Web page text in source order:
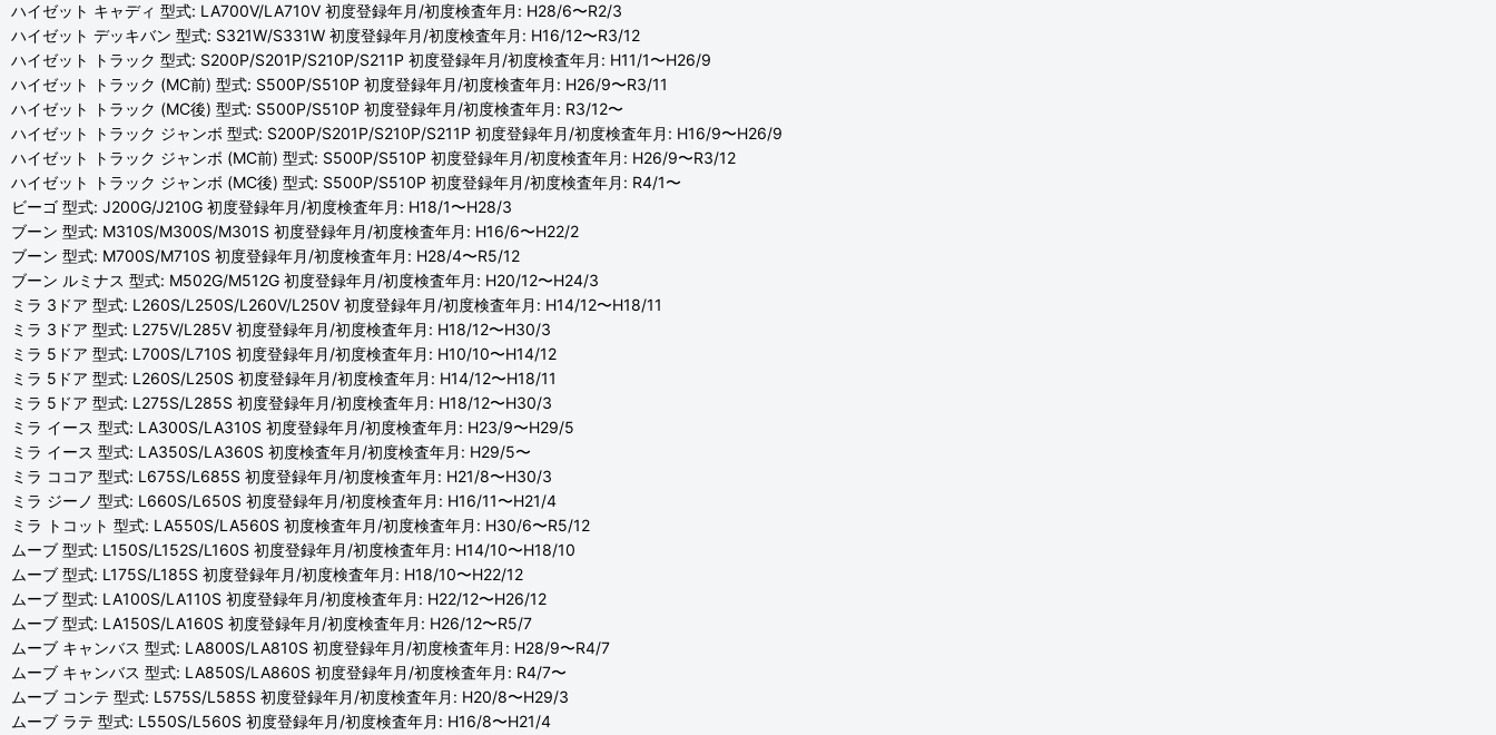
ハイゼット キャディ 型式: LA700V/LA710V 初度登録年月/初度検査年月: H28/6〜R2/3
ハイゼット デッキバン 型式: S321W/S331W 初度登録年月/初度検査年月: H16/12〜R3/12
ハイゼット トラック 型式: S200P/S201P/S210P/S211P 初度登録年月/初度検査年月: H11/1〜H26/9
ハイゼット トラック (MC前) 型式: S500P/S510P 初度登録年月/初度検査年月: H26/9〜R3/11
ハイゼット トラック (MC後) 型式: S500P/S510P 初度登録年月/初度検査年月: R3/12〜
ハイゼット トラック ジャンボ 型式: S200P/S201P/S210P/S211P 初度登録年月/初度検査年月: H16/9〜H26/9
ハイゼット トラック ジャンボ (MC前) 型式: S500P/S510P 初度登録年月/初度検査年月: H26/9〜R3/12
ハイゼット トラック ジャンボ (MC後) 型式: S500P/S510P 初度登録年月/初度検査年月: R4/1〜
ビーゴ 型式: J200G/J210G 初度登録年月/初度検査年月: H18/1〜H28/3
ブーン 型式: M310S/M300S/M301S 初度登録年月/初度検査年月: H16/6〜H22/2
ブーン 型式: M700S/M710S 初度登録年月/初度検査年月: H28/4〜R5/12
ブーン ルミナス 型式: M502G/M512G 初度登録年月/初度検査年月: H20/12〜H24/3
ミラ 3ドア 型式: L260S/L250S/L260V/L250V 初度登録年月/初度検査年月: H14/12〜H18/11
ミラ 3ドア 型式: L275V/L285V 初度登録年月/初度検査年月: H18/12〜H30/3
ミラ 5ドア 型式: L700S/L710S 初度登録年月/初度検査年月: H10/10〜H14/12
ミラ 5ドア 型式: L260S/L250S 初度登録年月/初度検査年月: H14/12〜H18/11
ミラ 5ドア 型式: L275S/L285S 初度登録年月/初度検査年月: H18/12〜H30/3
ミラ イース 型式: LA300S/LA310S 初度登録年月/初度検査年月: H23/9〜H29/5
ミラ イース 型式: LA350S/LA360S 初度検査年月/初度検査年月: H29/5〜
ミラ ココア 型式: L675S/L685S 初度登録年月/初度検査年月: H21/8〜H30/3
ミラ ジーノ 型式: L660S/L650S 初度登録年月/初度検査年月: H16/11〜H21/4
ミラ トコット 型式: LA550S/LA560S 初度検査年月/初度検査年月: H30/6〜R5/12
ムーブ 型式: L150S/L152S/L160S 初度登録年月/初度検査年月: H14/10〜H18/10
ムーブ 型式: L175S/L185S 初度登録年月/初度検査年月: H18/10〜H22/12
ムーブ 型式: LA100S/LA110S 初度登録年月/初度検査年月: H22/12〜H26/12
ムーブ 型式: LA150S/LA160S 初度登録年月/初度検査年月: H26/12〜R5/7
ムーブ キャンバス 型式: LA800S/LA810S 初度登録年月/初度検査年月: H28/9〜R4/7
ムーブ キャンバス 型式: LA850S/LA860S 初度登録年月/初度検査年月: R4/7〜
ムーブ コンテ 型式: L575S/L585S 初度登録年月/初度検査年月: H20/8〜H29/3
ムーブ ラテ 型式: L550S/L560S 初度登録年月/初度検査年月: H16/8〜H21/4